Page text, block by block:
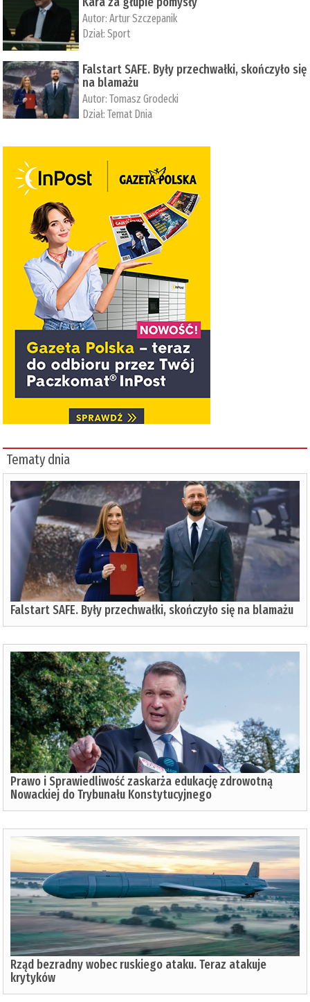
Autor:Artur Szczepanik
Dział:Sport
Falstart SAFE. Były przechwałki, skończyło się
na blamażu
Autor:Tomasz Grodecki
Dział:Temat Dnia
Tematy dnia
Falstart SAFE. Były przechwałki, skończyło się na blamażu
Prawo i Sprawiedliwość zaskarża edukację zdrowotną
Nowackiej do Trybunału Konstytucyjnego
Rząd bezradny wobec ruskiego ataku. Teraz atakuje
krytyków